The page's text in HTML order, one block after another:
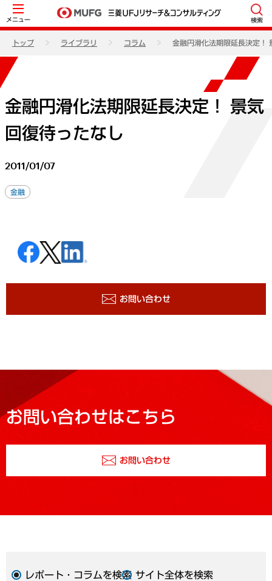
メニュー 検索
トップ ライブラリ コラム 金融円滑化法期限延長決定！
金融円滑化法期限延長決定！ 景気
回復待ったなし
2011/01/07
金融
お問い合わせ
お問い合わせはこちら
お問い合わせ
レポート・コラムを検索 サイト全体を検索